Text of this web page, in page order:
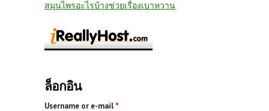
สมุนไพรอะไรบ้างช่วยเรื่องเบาหวาน
ล็อกอิน
Username or e-mail *